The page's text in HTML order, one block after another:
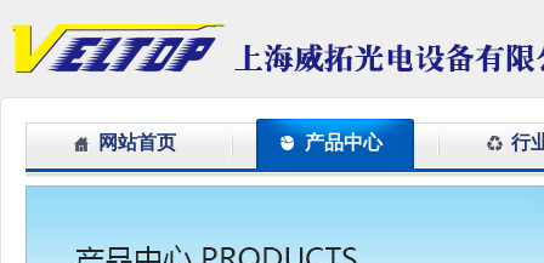
网站首页 产品中心 行